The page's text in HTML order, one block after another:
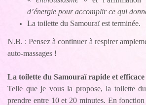
d’énergie pour accomplir ce qui
La toilette du Samouraï est terminée.
N.B. : Pensez à continuer à respirer
auto-massages !
La toilette du Samouraï rapide et efficace
Telle que je vous la propose, la toilette
prendre entre 10 et 20 minutes. En fonction